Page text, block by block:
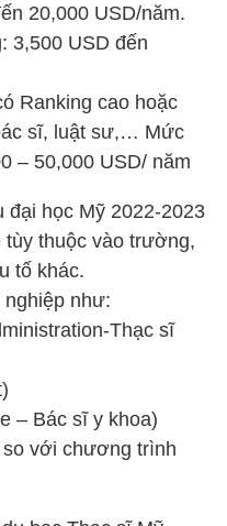
20,000 USD/năm.
3,500 USD đến
Ranking cao hoặc
sĩ, luật sư,… Mức
– 50,000 USD/ năm
đại học Mỹ 2022-2023
tùy thuộc vào trường,
tố khác.
như:
Thạc sĩ
– Bác sĩ y khoa)
với chương trình